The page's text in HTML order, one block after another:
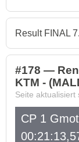
Result FINAL
#178 —
KTM -
Seite aktualisiert
CP 1